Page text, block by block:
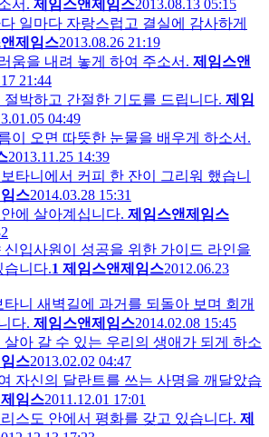
서. 제임스앤제임스2013.08.13 05:15
일마다 자랑스럽고 결실에 감사하게
제임스2013.08.26 21:19
움을 내려 놓게 하여 주소서. 제임스앤
21:44
절박하고 간절한 기도를 드립니다. 제임
04:49
이 오면 따뜻한 눈물을 배우게 하소서.
2013.11.25 14:39
타니에서 커피 한 잔이 그리워 했습니
스2014.03.28 15:31
에 살아계십니다. 제임스앤제임스
신입사원이 성공을 위한 가이드 라인을
습니다.1 제임스앤제임스2012.06.23
타니 새벽길에 과거를 되돌아 보며 회개
다. 제임스앤제임스2014.02.08 15:45
살아 갈 수 있는 우리의 생애가 되게 하소
스2013.02.02 04:47
자신의 달란트를 쓰는 사명을 깨달았습
임스2011.12.01 17:01
스도 안에서 평화를 갖고 있습니다. 제